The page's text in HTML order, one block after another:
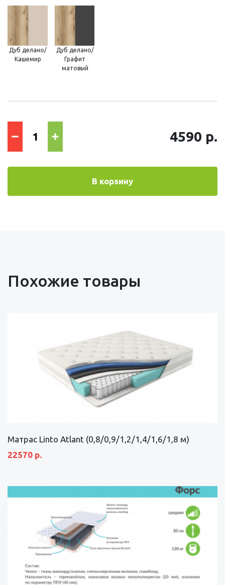
Дуб делано/
Кашемир
Дуб делано/
Графит
матовый
4590 р.
В корзину
Похожие товары
Матрас Linto Atlant (0,8/0,9/1,2/1,4/1,6/1,8 м)
22570 р.